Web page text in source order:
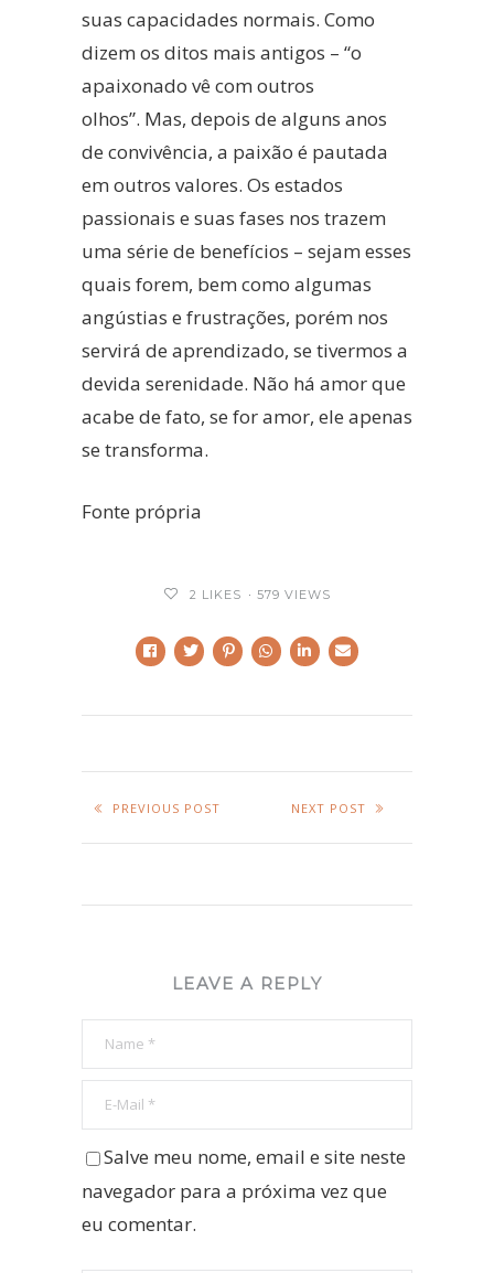
suas capacidades normais. Como
dizem os ditos mais antigos – “o
apaixonado vê com outros
olhos”. Mas, depois de alguns anos
de convivência, a paixão é pautada
em outros valores. Os estados
passionais e suas fases nos trazem
uma série de benefícios – sejam esses
quais forem, bem como algumas
angústias e frustrações, porém nos
servirá de aprendizado, se tivermos a
devida serenidade. Não há amor que
acabe de fato, se for amor, ele apenas
se transforma.
Fonte própria
2 LIKES 579 VIEWS
PREVIOUS POST NEXT POST
LEAVE A REPLY
Salve meu nome, email e site neste
navegador para a próxima vez que
eu comentar.